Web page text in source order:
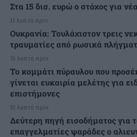
Στα 15 δισ. ευρώ ο στόχος για
11 λεπτά πριν
Ουκρανία: Τουλάχιστον τρεις
τραυματίες από ρωσικά
31 λεπτά πριν
Το κομμάτι πύραυλου που
γίνεται ευκαιρία μελέτης για
επιστήμονες
51 λεπτά πριν
Δεύτερη πηγή εισοδήματος για
επαγγελματίες ψαράδες ο